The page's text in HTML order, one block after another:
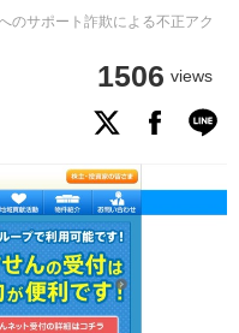
のサポート詐欺による不正アク
1506 views